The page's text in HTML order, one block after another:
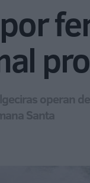
operan
Santa